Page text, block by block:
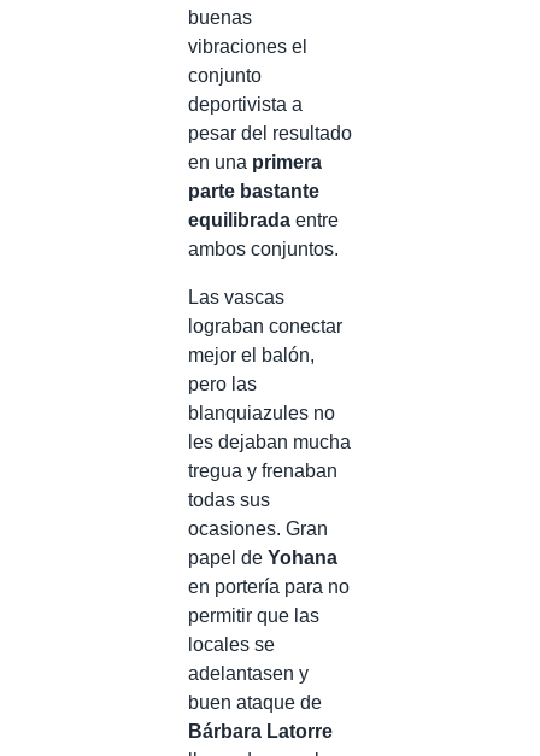
buenas
vibraciones el
conjunto
deportivista a
pesar del resultado
en una primera
parte bastante
equilibrada entre
ambos conjuntos.
Las vascas
lograban conectar
mejor el balón,
pero las
blanquiazules no
les dejaban mucha
tregua y frenaban
todas sus
ocasiones. Gran
papel de Yohana
en portería para no
permitir que las
locales se
adelantasen y
buen ataque de
Bárbara Latorre